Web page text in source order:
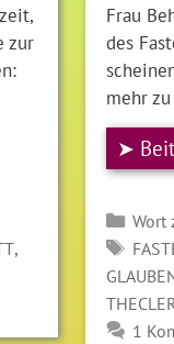
zur
,
Frau
des
mehr
➤
Wort
1